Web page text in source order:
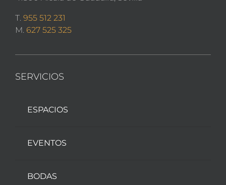
T. 955 512 231
M. 627 525 325
SERVICIOS
ESPACIOS
EVENTOS
BODAS